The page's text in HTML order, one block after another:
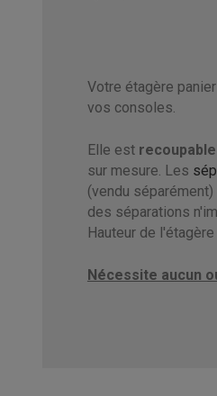
Votre étagère
vos consoles.
Elle est recoupable
sur mesure. Les
(vendu
des séparations
Hauteur de
Nécessite aucun